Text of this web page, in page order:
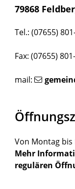
79868
Tel.: (07655)
Fax: (07655)
mail:
Von Montag bis
Mehr
regulären